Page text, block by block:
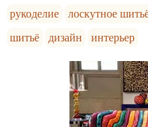
рукоделие лоскутное
шитьё
дизайн интерьер